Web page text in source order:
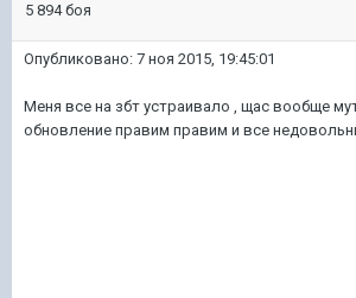
5 894 боя
Опубликовано: 7 ноя 2015, 19:45:01
Меня все на збт устраивало , щас вообще
обновление правим правим и все